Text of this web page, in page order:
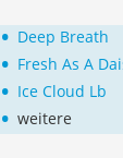
• Deep Breath
• Fresh As A
• Ice Cloud Lb
• weitere